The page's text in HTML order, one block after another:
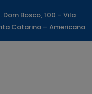
Dom Bosco, 100 – Vila
Catarina – Americana